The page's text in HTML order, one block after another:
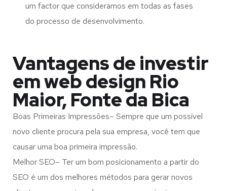
um factor que consideramos em todas as fases
do processo de desenvolvimento.
Vantagens de investir
em web design Rio
Maior, Fonte da Bica
Boas Primeiras Impressões– Sempre que um possível
novo cliente procura pela sua empresa, você tem que
causar uma boa primeira impressão.
Melhor SEO– Ter um bom posicionamento a partir do
SEO é um dos melhores métodos para gerar novos